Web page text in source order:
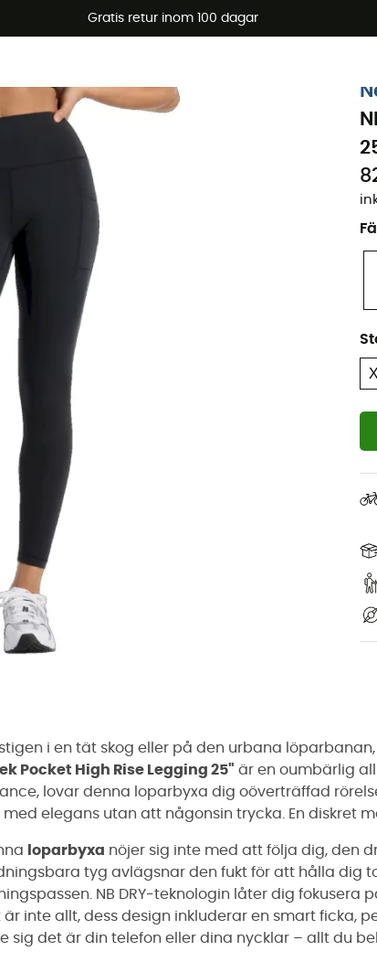
Gratis retur inom 100 dagar
🔥 -5 % EXTRA vid köp av 2 produkter* kod
i en tät skog eller på den urbana
Pocket High Rise Legging 25" är en oumbärlig
lovar denna loparbyxa dig oöverträffad
elegans utan att någonsin trycka. En diskret
loparbyxa nöjer sig inte med att följa dig, den
tyg avlägsnar den fukt för att hålla dig
NB DRY-teknologin låter dig fokusera
är inte allt, dess design inkluderar en smart ficka,
sig det är din telefon eller dina nycklar – allt du